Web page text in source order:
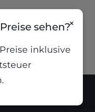
×
sehen?
inklusive